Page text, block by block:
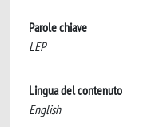
Parole chiave
LEP
Lingua del contenuto
English